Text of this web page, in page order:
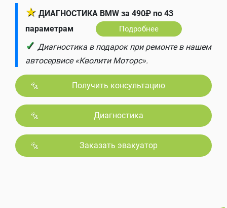
★ ДИАГНОСТИКА BMW за 490₽ по 43
параметрам
Подробнее
✓ Диагностика в подарок при ремонте в нашем
автосервисе «Кволити Моторс».
Получить консультацию
Диагностика
Заказать эвакуатор